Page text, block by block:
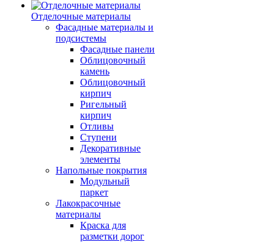
Отделочные материалы
Фасадные материалы и
подсистемы
Фасадные панели
Облицовочный
камень
Облицовочный
кирпич
Ригельный
кирпич
Отливы
Ступени
Декоративные
элементы
Напольные покрытия
Модульный
паркет
Лакокрасочные
материалы
Краска для
разметки дорог